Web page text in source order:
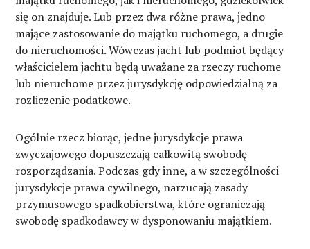
się on znajduje. Lub przez dwa różne prawa, jedno
mające zastosowanie do majątku ruchomego, a drugie
do nieruchomości. Wówczas jacht lub podmiot będący
właścicielem jachtu będą uważane za rzeczy ruchome
lub nieruchome przez jurysdykcję odpowiedzialną za
rozliczenie podatkowe.
Ogólnie rzecz biorąc, jedne jurysdykcje prawa
zwyczajowego dopuszczają całkowitą swobodę
rozporządzania. Podczas gdy inne, a w szczególności
jurysdykcje prawa cywilnego, narzucają zasady
przymusowego spadkobierstwa, które ograniczają
swobodę spadkodawcy w dysponowaniu majątkiem.